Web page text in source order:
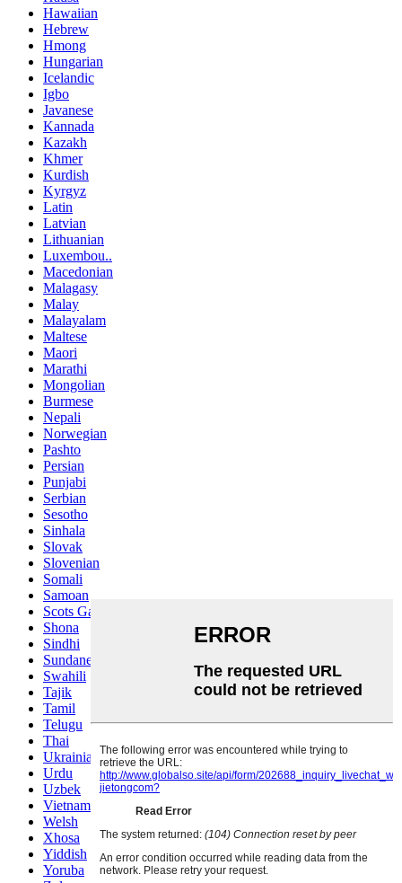
Hawaiian
Hebrew
Hmong
Hungarian
Icelandic
Igbo
Javanese
Kannada
Kazakh
Khmer
Kurdish
Kyrgyz
Latin
Latvian
Lithuanian
Luxembou..
Macedonian
Malagasy
Malay
Malayalam
Maltese
Maori
Marathi
Mongolian
Burmese
Nepali
Norwegian
Pashto
Persian
Punjabi
Serbian
Sesotho
Sinhala
Slovak
Slovenian
Somali
Samoan
Scots Gaelic
Shona
Sindhi
Sundanese
Swahili
Tajik
Tamil
Telugu
Thai
Ukrainian
Urdu
Uzbek
Vietnamese
Welsh
Xhosa
Yiddish
Yoruba